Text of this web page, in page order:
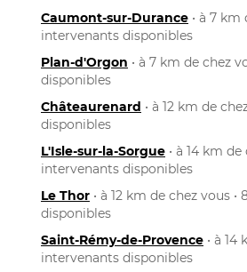
Caumont-sur-Durance • à 7 km
intervenants disponibles
Plan-d'Orgon • à 7 km de chez
disponibles
Châteaurenard • à 12 km de
disponibles
L'Isle-sur-la-Sorgue • à 14 km de
intervenants disponibles
Le Thor • à 12 km de chez vous
disponibles
Saint-Rémy-de-Provence • à 14
intervenants disponibles